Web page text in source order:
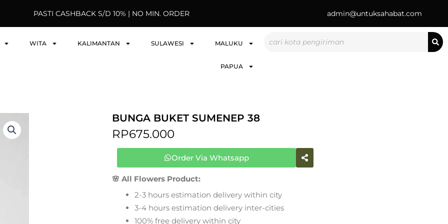
PASTI CASHBACK S/D 10% | NO MIN. ORDER admin@untuksahabat.com
WITA KALIMANTAN SULAWESI MALUKU
PAPUA
BUNGA BUKET SUMENEP 38
RP675.000
Order Via Whatsapp
🌸 All Flowers Product:
2-3 hours estimation delivery within city
3-4 hours estimation delivery inter-cities
100% free delivery within city